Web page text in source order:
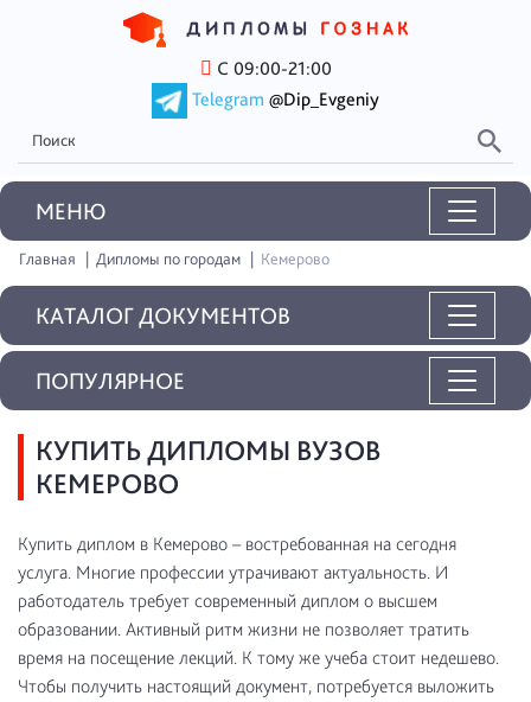
С 09:00-21:00
Telegram @Dip_Evgeniy
MEНЮ
Главная Дипломы по городам Кемерово
КАТАЛОГ ДОКУМЕНТОВ
КУПИТЬ ДИПЛОМЫ ВУЗОВ
КЕМЕРОВО
Купить диплом в Кемерово – востребованная на сегодня
услуга. Многие профессии утрачивают актуальность. И
работодатель требует современный диплом о высшем
образовании. Активный ритм жизни не позволяет тратить
время на посещение лекций. К тому же учеба стоит недешево.
Чтобы получить настоящий документ, потребуется выложить
ПОПУЛЯРНОЕ